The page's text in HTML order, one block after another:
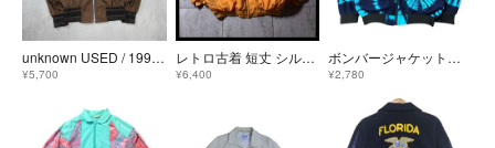
unknown USED / 1990s ナイロン ジッパー ジャケット シワ加工 ブルゾン M メンズ フライトジャケット
¥5,700
レトロ古着 短丈 シルク100% ボンバージャケット スイングトップ オレンジ
¥6,400
ボンバージャケット タイダイ染め ストリート 古着 ブルゾン ネイビー 8La
¥2,780